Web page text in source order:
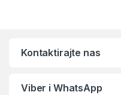
Kontaktirajte nas
Viber i WhatsApp